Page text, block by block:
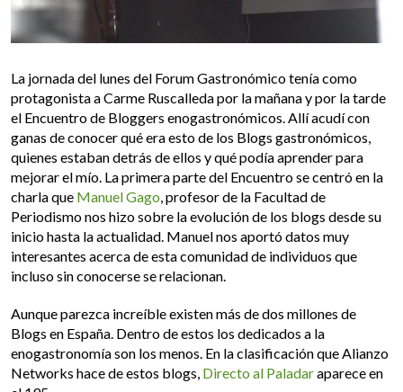
La jornada del lunes del Forum Gastronómico tenía como
protagonista a Carme Ruscalleda por la mañana y por la tarde
el Encuentro de Bloggers enogastronómicos. Allí acudí con
ganas de conocer qué era esto de los Blogs gastronómicos,
quienes estaban detrás de ellos y qué podía aprender para
mejorar el mío. La primera parte del Encuentro se centró en la
charla que Manuel Gago,profesor de la Facultad de
Periodismo nos hizo sobre la evolución de los blogs desde su
inicio hasta la actualidad. Manuel nos aportó datos muy
interesantes acerca de esta comunidad de individuos que
incluso sin conocerse se relacionan.
Aunque parezca increíble existen más de dos millones de
Blogs en España. Dentro de estos los dedicados a la
enogastronomía son los menos. En la clasificación que Alianzo
Networks hace de estos blogs, Directo al Paladaraparece en